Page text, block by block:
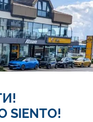
SIENTO!